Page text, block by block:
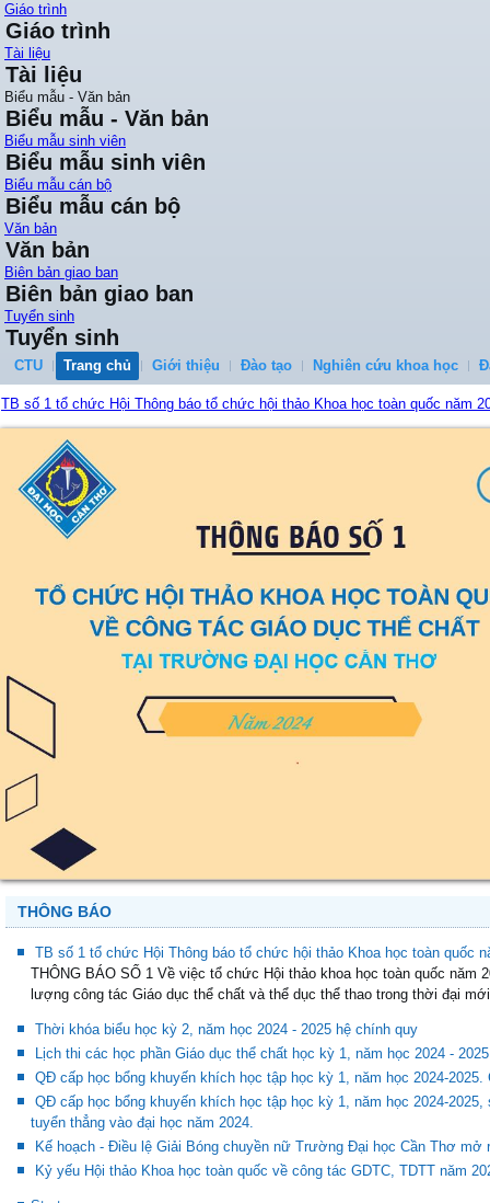
Giáo trình
Giáo trình
Tài liệu
Tài liệu
Biểu mẫu - Văn bản
Biểu mẫu - Văn bản
Biểu mẫu sinh viên
Biểu mẫu sinh viên
Biểu mẫu cán bộ
Biểu mẫu cán bộ
Văn bản
Văn bản
Biên bản giao ban
Biên bản giao ban
Tuyển sinh
Tuyển sinh
CTU Trang chủ Giới thiệu Đào tạo Nghiên cứu khoa học
TB số 1 tổ chức Hội Thông báo tổ chức hội thảo Khoa học toàn quốc năm
Quy đinh công tác học vụ tân sinh viên K51
THÔNG BÁO SỐ 1 Về việc tổ chức Hội thảo khoa học toàn quốc năm
lượng công tác Giáo dục thể chất và thể dục thể thao trong thời đại
Lịch thi các học phần Giáo dục thể chất học kỳ 1, năm học 2024 - 2025
QĐ cấp học bổng khuyến khích học tập học kỳ 1, năm học 2024-2025.
QĐ cấp học bổng khuyến khích học tập học kỳ 1, năm học 2024-
tuyển thẳng vào đại học năm 2024.
Kế hoạch - Điều lệ Giải Bóng chuyền nữ Trường Đại học Cần Thơ mở
Kỷ yếu Hội thảo Khoa học toàn quốc về công tác GDTC, TDTT năm